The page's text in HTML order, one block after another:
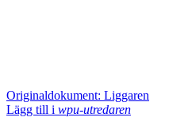
Originaldokument: Liggaren
Lägg till i wpu-utredaren